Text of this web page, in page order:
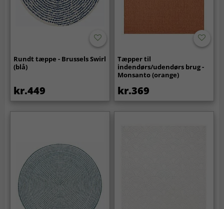
Rundt tæppe - Brussels Swirl
(blå)
kr.449
Tæpper til
indendørs/udendørs brug -
Monsanto (orange)
kr.369